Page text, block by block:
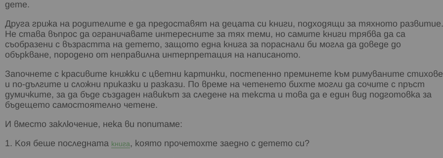
дете.
Друга грижа на родителите е да предоставят на децата си книги, подходящи за тяхното развитие.
Не става въпрос да ограничавате интересните за тях теми, но самите книги трябва да са
съобразени с възрастта на детето, защото една книга за пораснали би могла да доведе до
объркване, породено от неправилна интерпретация на написаното.
Започнете с красивите книжки с цветни картинки, постепенно преминете към римуваните стихове
и по-дългите и сложни приказки и разкази. По време на четенето бихте могли да сочите с пръст
думичките, за да бъде създаден навикът за следене на текста и това да е един вид подготовка за
бъдещето самостоятелно четене.
И вместо заключение, нека ви попитаме:
1. Коя беше последната книга, която прочетохте заедно с детето си?